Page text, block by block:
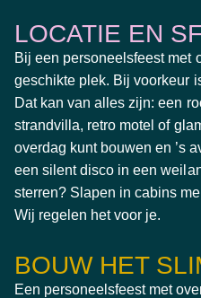
LOCATIE EN
Bij een personeelsfeest met
geschikte plek. Bij voorkeur
Dat kan van alles zijn: een
strandvilla, retro motel of
overdag kunt bouwen en ’s
een silent disco in een
sterren? Slapen in cabins
Wij regelen het voor je.
BOUW HET
Een personeelsfeest met